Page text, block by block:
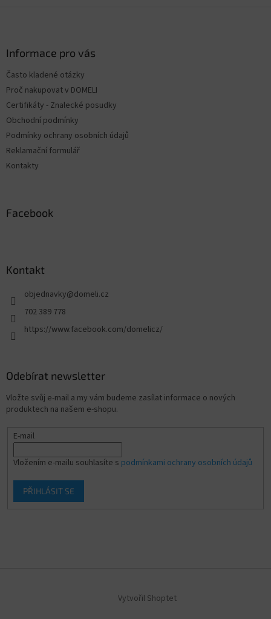
Informace pro vás
Často kladené otázky
Proč nakupovat v DOMELI
Certifikáty - Znalecké posudky
Obchodní podmínky
Podmínky ochrany osobních údajů
Reklamační formulář
Kontakty
Facebook
Kontakt
objednavky@domeli.cz
702 389 778
https://www.facebook.com/domelicz/
Odebírat newsletter
Vložte svůj e-mail a my vám budeme zasílat informace o nových
produktech na našem e-shopu.
E-mail
Vložením e-mailu souhlasíte s podmínkami ochrany osobních údajů
PŘIHLÁSIT SE
Vytvořil Shoptet